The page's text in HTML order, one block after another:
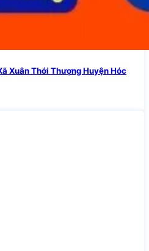
Xuân Thới Thượng Huyện Hóc